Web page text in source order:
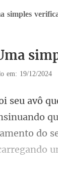
simples
em: 19/12/2024
do